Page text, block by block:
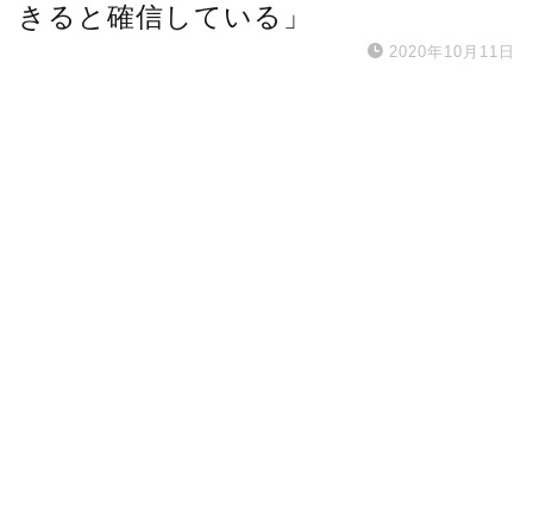
きると確信している」
2020年10月11日